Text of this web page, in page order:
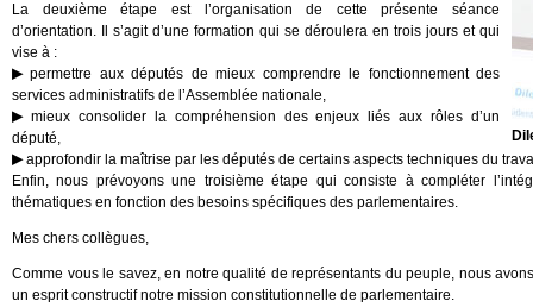
La deuxième étape est l’organisation de cette présente séance
d’orientation. Il s’agit d’une formation qui se déroulera en trois jours et qui
vise à :
permettre aux députés de mieux comprendre le fonctionnement des
services administratifs de l’Assemblée nationale,
mieux consolider la compréhension des enjeux liés aux rôles d’un
député,
approfondir la maîtrise par les députés de certains aspects techniques du
Enfin, nous prévoyons une troisième étape qui consiste à compléter
thématiques en fonction des besoins spécifiques des parlementaires.
Mes chers collègues,
Comme vous le savez, en notre qualité de représentants du peuple, nous
un esprit constructif notre mission constitutionnelle de parlementaire.